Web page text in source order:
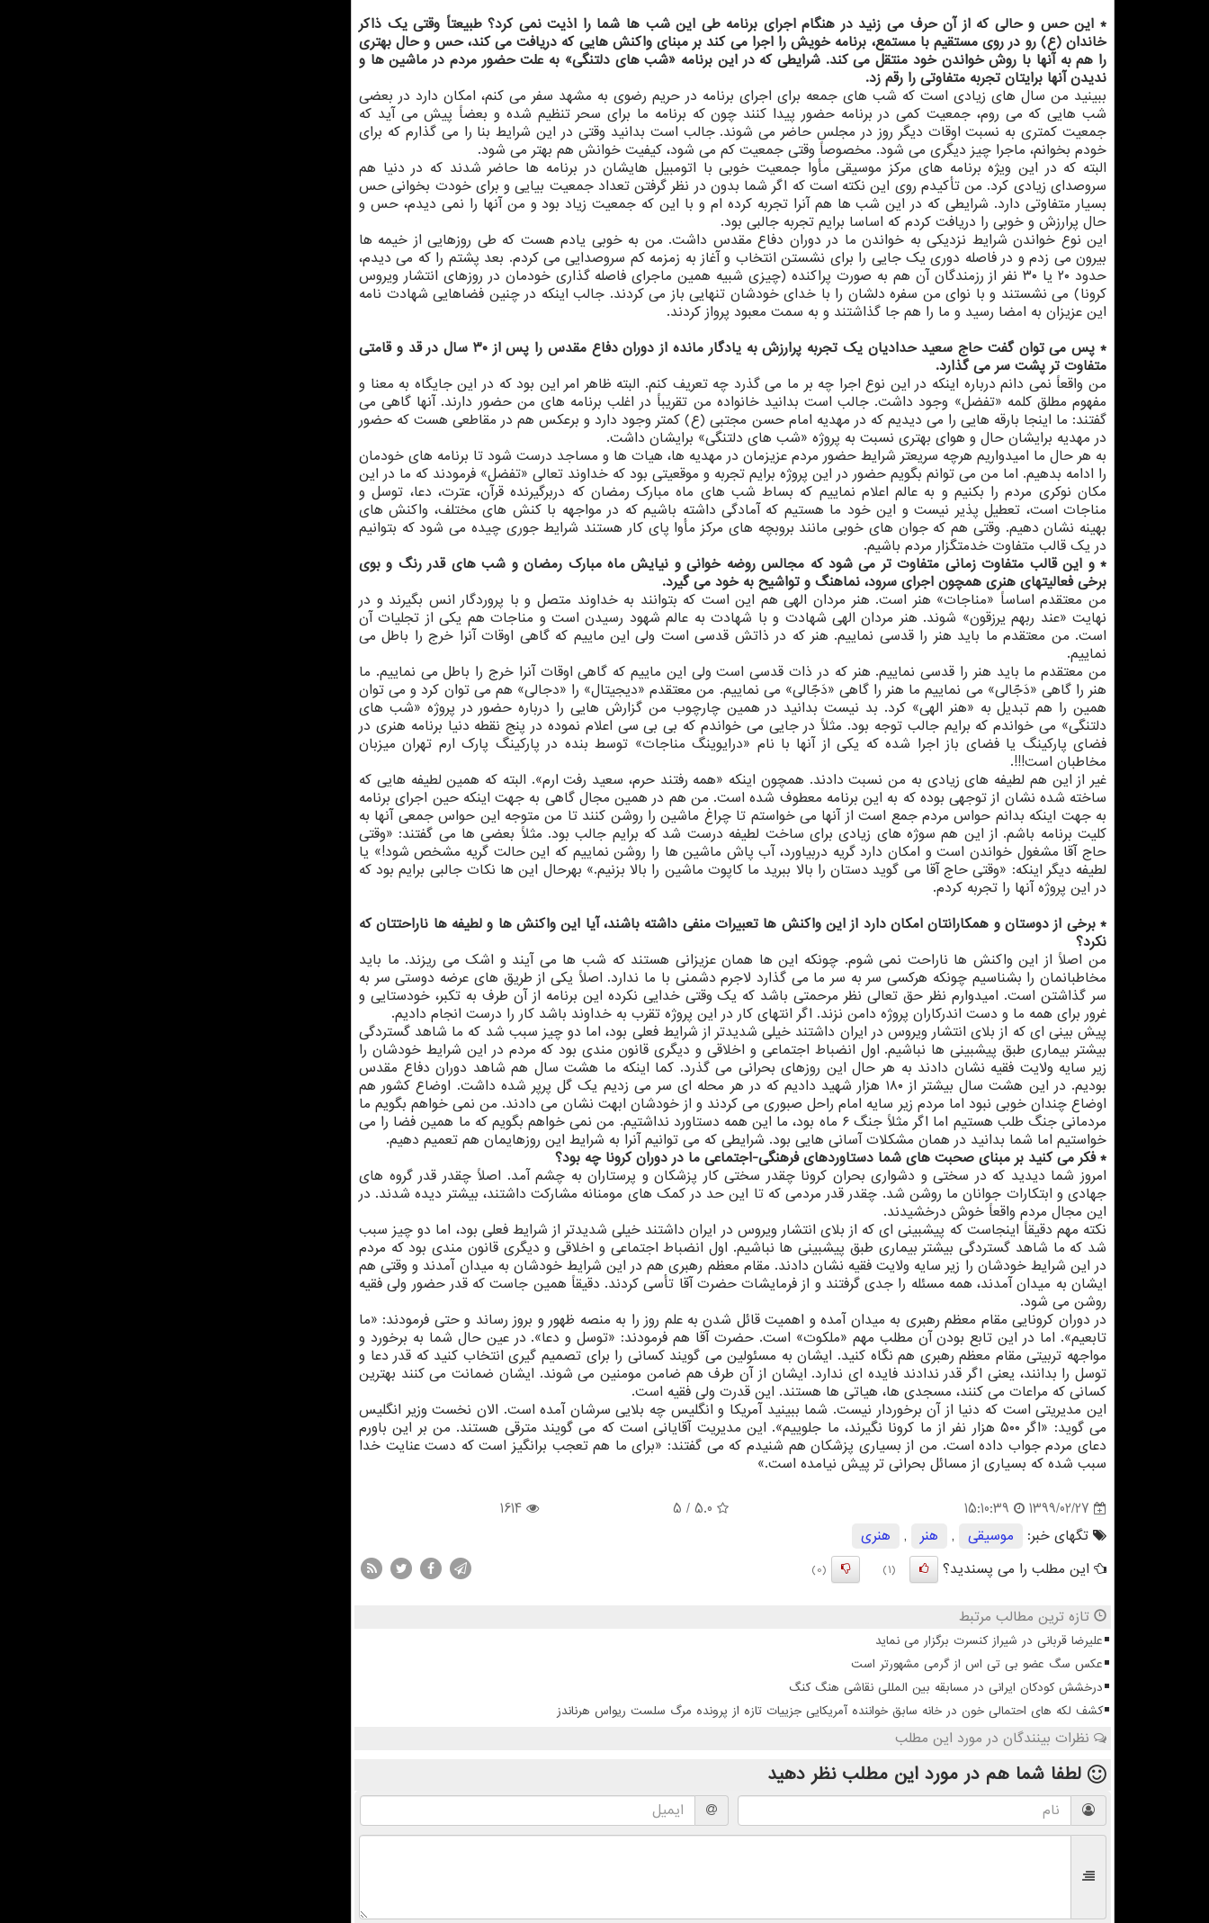
* این حس و حالی که از آن حرف می زنید در هنگام اجرای برنامه طی این شب ها شما را اذیت نمی کرد؟ طبیعتاً وقتی یک ذاکر
خاندان (ع) رو در روی مستقیم با مستمع، برنامه خویش را اجرا می کند بر مبنای واکنش هایی که دریافت می کند، حس و حال بهتری
را هم به آنها با روش خواندن خود منتقل می کند. شرایطی که در این برنامه «شب های دلتنگی» به علت حضور مردم در ماشین ها و
ندیدن آنها برایتان تجربه متفاوتی را رقم زد.
ببینید من سال های زیادی است که شب های جمعه برای اجرای برنامه در حریم رضوی به مشهد سفر می کنم، امکان دارد در بعضی
شب هایی که می روم، جمعیت کمی در برنامه حضور پیدا کنند چون که برنامه ما برای سحر تنظیم شده و بعضاً پیش می آید که
جمعیت کمتری به نسبت اوقات دیگر روز در مجلس حاضر می شوند. جالب است بدانید وقتی در این شرایط بنا را می گذارم که برای
خودم بخوانم، ماجرا چیز دیگری می شود. مخصوصاً وقتی جمعیت کم می شود، کیفیت خوانش هم بهتر می شود.
البته که در این ویژه برنامه های مرکز موسیقی مأوا جمعیت خوبی با اتومبیل هایشان در برنامه ها حاضر شدند که در دنیا هم
سروصدای زیادی کرد. من تأکیدم روی این نکته است که اگر شما بدون در نظر گرفتن تعداد جمعیت بیایی و برای خودت بخوانی حس
بسیار متفاوتی دارد. شرایطی که در این شب ها هم آنرا تجربه کرده ام و با این که جمعیت زیاد بود و من آنها را نمی دیدم، حس و
حال پرارزش و خوبی را دریافت کردم که اساسا برایم تجربه جالبی بود.
این نوع خواندن شرایط نزدیکی به خواندن ما در دوران دفاع مقدس داشت. من به خوبی یادم هست که طی روزهایی از خیمه ها
بیرون می زدم و در فاصله دوری یک جایی را برای نشستن انتخاب و آغاز به زمزمه کم سروصدایی می کردم. بعد پشتم را که می دیدم،
حدود ۲۰ یا ۳۰ نفر از رزمندگان آن هم به صورت پراکنده (چیزی شبیه همین ماجرای فاصله گذاری خودمان در روزهای انتشار ویروس
کرونا) می نشستند و با نوای من سفره دلشان را با خدای خودشان تنهایی باز می کردند. جالب اینکه در چنین فضاهایی شهادت نامه
این عزیزان به امضا رسید و ما را هم جا گذاشتند و به سمت معبود پرواز کردند.
* پس می توان گفت حاج سعید حدادیان یک تجربه پرارزش به یادگار مانده از دوران دفاع مقدس را پس از ۳۰ سال در قد و قامتی
متفاوت تر پشت سر می گذارد.
من واقعاً نمی دانم درباره اینکه در این نوع اجرا چه بر ما می گذرد چه تعریف کنم. البته ظاهر امر این بود که در این جایگاه به معنا و
مفهوم مطلق کلمه «تفضل» وجود داشت. جالب است بدانید خانواده من تقریباً در اغلب برنامه های من حضور دارند. آنها گاهی می
گفتند: ما اینجا بارقه هایی را می دیدیم که در مهدیه امام حسن مجتبی (ع) کمتر وجود دارد و برعکس هم در مقاطعی هست که حضور
در مهدیه برایشان حال و هوای بهتری نسبت به پروژه «شب های دلتنگی» برایشان داشت.
به هر حال ما امیدواریم هرچه سریعتر شرایط حضور مردم عزیزمان در مهدیه ها، هیات ها و مساجد درست شود تا برنامه های خودمان
را ادامه بدهیم. اما من می توانم بگویم حضور در این پروژه برایم تجربه و موقعیتی بود که خداوند تعالی «تفضل» فرمودند که ما در این
مکان نوکری مردم را بکنیم و به عالم اعلام نماییم که بساط شب های ماه مبارک رمضان که دربرگیرنده قرآن، عترت، دعا، توسل و
مناجات است، تعطیل پذیر نیست و این خود ما هستیم که آمادگی داشته باشیم که در مواجهه با کنش های مختلف، واکنش های
بهینه نشان دهیم. وقتی هم که جوان های خوبی مانند بروبچه های مرکز مأوا پای کار هستند شرایط جوری چیده می شود که بتوانیم
در یک قالب متفاوت خدمتگزار مردم باشیم.
* و این قالب متفاوت زمانی متفاوت تر می شود که مجالس روضه خوانی و نیایش ماه مبارک رمضان و شب های قدر رنگ و بوی
برخی فعالیتهای هنری همچون اجرای سرود، نماهنگ و تواشیح به خود می گیرد.
من معتقدم اساساً «مناجات» هنر است. هنر مردان الهی هم این است که بتوانند به خداوند متصل و با پروردگار انس بگیرند و در
نهایت «عند ربهم یرزقون» شوند. هنر مردان الهی شهادت و با شهادت به عالم شهود رسیدن است و مناجات هم یکی از تجلیات آن
است. من معتقدم ما باید هنر را قدسی نماییم. هنر که در ذاتش قدسی است ولی این ماییم که گاهی اوقات آنرا خرج را باطل می
نماییم.
من معتقدم ما باید هنر را قدسی نماییم. هنر که در ذات قدسی است ولی این ماییم که گاهی اوقات آنرا خرج را باطل می نماییم. ما
هنر را گاهی «دَجّالی» می نماییم ما هنر را گاهی «دَجّالی» می نماییم. من معتقدم «دیجیتال» را «دجالی» هم می توان کرد و می توان
همین را هم تبدیل به «هنر الهی» کرد. بد نیست بدانید در همین چارچوب من گزارش هایی را درباره حضور در پروژه «شب های
دلتنگی» می خواندم که برایم جالب توجه بود. مثلاً در جایی می خواندم که بی بی سی اعلام نموده در پنج نقطه دنیا برنامه هنری در
فضای پارکینگ یا فضای باز اجرا شده که یکی از آنها با نام «درایوینگ مناجات» توسط بنده در پارکینگ پارک ارم تهران میزبان
مخاطبان است!!!.
غیر از این هم لطیفه های زیادی به من نسبت دادند. همچون اینکه «همه رفتند حرم، سعید رفت ارم». البته که همین لطیفه هایی که
ساخته شده نشان از توجهی بوده که به این برنامه معطوف شده است. من هم در همین مجال گاهی به جهت اینکه حین اجرای برنامه
به جهت اینکه بدانم حواس مردم جمع است از آنها می خواستم تا چراغ ماشین را روشن کنند تا من متوجه این حواس جمعی آنها به
کلیت برنامه باشم. از این هم سوژه های زیادی برای ساخت لطیفه درست شد که برایم جالب بود. مثلاً بعضی ها می گفتند: «وقتی
حاج آقا مشغول خواندن است و امکان دارد گریه دربیاورد، آب پاش ماشین ها را روشن نماییم که این حالت گریه مشخص شود!» یا
لطیفه دیگر اینکه: «وقتی حاج آقا می گوید دستان را بالا ببرید ما کاپوت ماشین را بالا بزنیم.» بهرحال این ها نکات جالبی برایم بود که
در این پروژه آنها را تجربه کردم.
* برخی از دوستان و همکارانتان امکان دارد از این واکنش ها تعبیرات منفی داشته باشند، آیا این واکنش ها و لطیفه ها ناراحتتان که
نکرد؟
من اصلاً از این واکنش ها ناراحت نمی شوم. چونکه این ها همان عزیزانی هستند که شب ها می آیند و اشک می ریزند. ما باید
مخاطبانمان را بشناسیم چونکه هرکسی سر به سر ما می گذارد لاجرم دشمنی با ما ندارد. اصلاً یکی از طریق های عرضه دوستی سر به
سر گذاشتن است. امیدوارم نظر حق تعالی نظر مرحمتی باشد که یک وقتی خدایی نکرده این برنامه از آن طرف به تکبر، خودستایی و
غرور برای همه ما و دست اندرکاران پروژه دامن نزند. اگر انتهای کار در این پروژه تقرب به خداوند باشد کار را درست انجام دادیم.
پیش بینی ای که از بلای انتشار ویروس در ایران داشتند خیلی شدیدتر از شرایط فعلی بود، اما دو چیز سبب شد که ما شاهد گستردگی
بیشتر بیماری طبق پیشبینی ها نباشیم. اول انضباط اجتماعی و اخلاقی و دیگری قانون مندی بود که مردم در این شرایط خودشان را
زیر سایه ولایت فقیه نشان دادند به هر حال این روزهای بحرانی می گذرد. کما اینکه ما هشت سال هم شاهد دوران دفاع مقدس
بودیم. در این هشت سال بیشتر از ۱۸۰ هزار شهید دادیم که در هر محله ای سر می زدیم یک گل پرپر شده داشت. اوضاع کشور هم
اوضاع چندان خوبی نبود اما مردم زیر سایه امام راحل صبوری می کردند و از خودشان ابهت نشان می دادند. من نمی خواهم بگویم ما
مردمانی جنگ طلب هستیم اما اگر مثلاً جنگ ۶ ماه بود، ما این همه دستاورد نداشتیم. من نمی خواهم بگویم که ما همین فضا را می
خواستیم اما شما بدانید در همان مشکلات آسانی هایی بود. شرایطی که می توانیم آنرا به شرایط این روزهایمان هم تعمیم دهیم.
* فکر می کنید بر مبنای صحبت های شما دستاوردهای فرهنگی-اجتماعی ما در دوران کرونا چه بود؟
امروز شما دیدید که در سختی و دشواری بحران کرونا چقدر سختی کار پزشکان و پرستاران به چشم آمد. اصلاً چقدر قدر گروه های
جهادی و ابتکارات جوانان ما روشن شد. چقدر قدر مردمی که تا این حد در کمک های مومنانه مشارکت داشتند، بیشتر دیده شدند. در
این مجال مردم واقعاً خوش درخشیدند.
نکته مهم دقیقاً اینجاست که پیشبینی ای که از بلای انتشار ویروس در ایران داشتند خیلی شدیدتر از شرایط فعلی بود، اما دو چیز سبب
شد که ما شاهد گستردگی بیشتر بیماری طبق پیشبینی ها نباشیم. اول انضباط اجتماعی و اخلاقی و دیگری قانون مندی بود که مردم
در این شرایط خودشان را زیر سایه ولایت فقیه نشان دادند. مقام معظم رهبری هم در این شرایط خودشان به میدان آمدند و وقتی هم
ایشان به میدان آمدند، همه مسئله را جدی گرفتند و از فرمایشات حضرت آقا تأسی کردند. دقیقاً همین جاست که قدر حضور ولی فقیه
روشن می شود.
در دوران کرونایی مقام معظم رهبری به میدان آمده و اهمیت قائل شدن به علم روز را به منصه ظهور و بروز رساند و حتی فرمودند: «ما
تابعیم». اما در این تابع بودن آن مطلب مهم «ملکوت» است. حضرت آقا هم فرمودند: «توسل و دعا». در عین حال شما به برخورد و
مواجهه تربیتی مقام معظم رهبری هم نگاه کنید. ایشان به مسئولین می گویند کسانی را برای تصمیم گیری انتخاب کنید که قدر دعا و
توسل را بدانند، یعنی اگر قدر ندادند فایده ای ندارد. ایشان از آن طرف هم ضامن مومنین می شوند. ایشان ضمانت می کنند بهترین
کسانی که مراعات می کنند، مسجدی ها، هیاتی ها هستند. این قدرت ولی فقیه است.
این مدیریتی است که دنیا از آن برخوردار نیست. شما ببینید آمریکا و انگلیس چه بلایی سرشان آمده است. الان نخست وزیر انگلیس
می گوید: «اگر ۵۰۰ هزار نفر از ما کرونا نگیرند، ما جلوییم». این مدیریت آقایانی است که می گویند مترقی هستند. من بر این باورم
دعای مردم جواب داده است. من از بسیاری پزشکان هم شنیدم که می گفتند: «برای ما هم تعجب برانگیز است که دست عنایت خدا
سبب شده که بسیاری از مسائل بحرانی تر پیش نیامده است.»
1399/02/27
15:10:39
5.0
/ 5
1614
تگهای خبر:
موسیقی , هنر ,
هنری
این مطلب را می پسندید؟
(1)
(0)
تازه ترین مطالب مرتبط
علیرضا قربانی در شیراز کنسرت برگزار می نماید
عکس سگ عضو بی تی اس از گرمی مشهورتر است
درخشش کودکان ایرانی در مسابقه بین المللی نقاشی هنگ کنگ
کشف لکه های احتمالی خون در خانه سابق خواننده آمریکایی جزییات تازه از پرونده مرگ سلست ریواس هرناندز
نظرات بینندگان در مورد این مطلب
لطفا شما هم در مورد این مطلب نظر دهید